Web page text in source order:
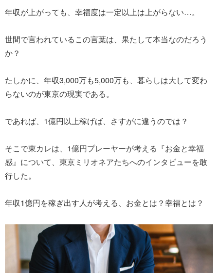
年収が上がっても、幸福度は一定以上は上がらない…。
世間で言われているこの言葉は、果たして本当なのだろう
か？
たしかに、年収3,000万も5,000万も、暮らしは大して変わ
らないのが東京の現実である。
であれば、1億円以上稼げば、さすがに違うのでは？
そこで東カレは、1億円プレーヤーが考える『お金と幸福
感』について、東京ミリオネアたちへのインタビューを敢
行した。
年収1億円を稼ぎ出す人が考える、お金とは？幸福とは？